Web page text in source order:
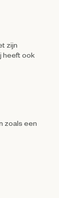
zijn
heeft ook
zoals een